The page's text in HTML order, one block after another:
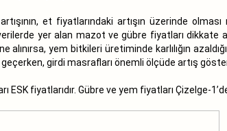
artışının, et fiyatlarındaki artışın üzerinde
yer alan mazot ve gübre fiyatları dikkate
alınırsa, yem bitkileri üretiminde karlılığın
girdi masrafları önemli ölçüde artış
ESK fiyatlarıdır. Gübre ve yem fiyatları Çizelge-